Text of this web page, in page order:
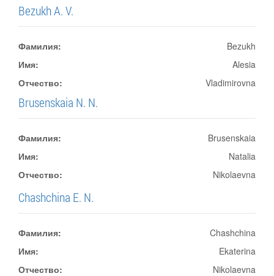
Bezukh A. V.
Фамилия:
Bezukh
Имя:
Alesia
Отчество:
Vladimirovna
Brusenskaia N. N.
Фамилия:
Brusenskaia
Имя:
Natalia
Отчество:
Nikolaevna
Chashchina E. N.
Фамилия:
Chashchina
Имя:
Ekaterina
Отчество:
Nikolaevna